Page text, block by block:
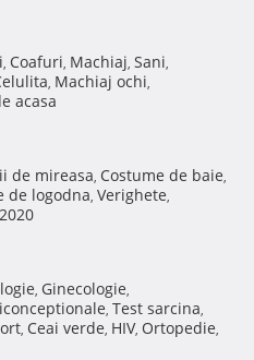
, Coafuri, Machiaj, Sani,
, Machiaj ochi,
acasa
de mireasa, Costume de baie,
de logodna, Verighete,
, Ginecologie,
, Test sarcina,
, Ceai verde, HIV, Ortopedie,